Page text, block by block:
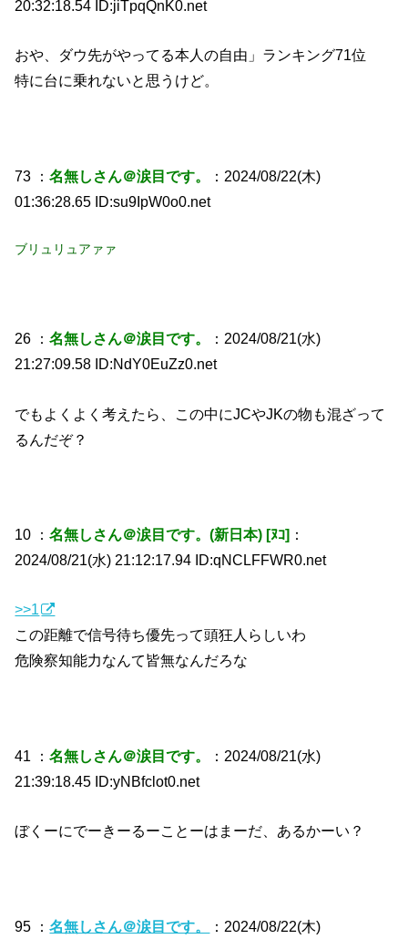
20:32:18.54 ID:jiTpqQnK0.net
おや、ダウ先がやってる本人の自由」ランキング71位
特に台に乗れないと思うけど。
73 ：名無しさん＠涙目です。
：2024/08/22(木)
01:36:28.65 ID:su9IpW0o0.net
ブリュリュアァァ
26 ：名無しさん＠涙目です。
：2024/08/21(水)
21:27:09.58 ID:NdY0EuZz0.net
でもよくよく考えたら、この中にJCやJKの物も混ざって
るんだぞ？
10 ：名無しさん＠涙目です。(新日本) [ﾇｺ] ：
2024/08/21(水) 21:12:17.94 ID:qNCLFFWR0.net
>>1
この距離で信号待ち優先って頭狂人らしいわ
危険察知能力なんて皆無なんだろな
41 ：名無しさん＠涙目です。
：2024/08/21(水)
21:39:18.45 ID:yNBfclot0.net
ぼくーにでーきーるーことーはまーだ、あるかーい？
95 ：名無しさん＠涙目です。
：2024/08/22(木)